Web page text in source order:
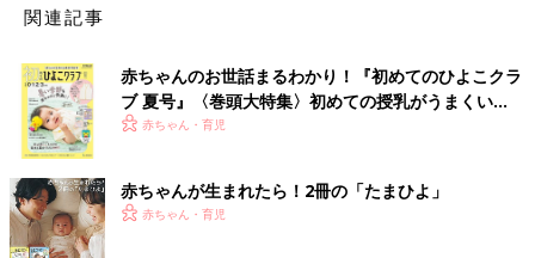
費、変動費とカテゴリーを分けて集計しています。見える化する
しっかり者は二刀流で家計を把握！
「自分の収支はスマホのアプリで、家の収支はダイソーの家計簿
で管理しています」（ななみん）
「アプリで家計簿をつけていますが、月毎にエクセルで打ち出し
関連記事
赤ちゃんのお世話まるわかり！『初めてのひよこクラ
ブ 夏号』〈巻頭大特集〉初めての授乳がうまくい
く！ おっぱい・ミルクの基本と夏のトラブル 解決テ
赤ちゃん・育児
赤ちゃんが生まれたら！2冊の「たまひよ」
赤ちゃん・育児